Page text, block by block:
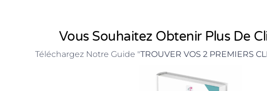
Vous Souhaitez Obtenir Plus De
Téléchargez Notre Guide "TROUVER VOS 2 PREMIERS